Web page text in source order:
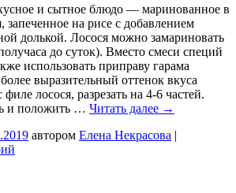
и сытное блюдо — маринованное в
запеченное на рисе с добавлением
долькой. Лосося можно замариновать
до суток). Вместо смеси специй
использовать приправу гарама
выразительный оттенок вкуса
лосося, разрезать на 4-6 частей.
и положить … Читать далее →
автором Елена Некрасова |